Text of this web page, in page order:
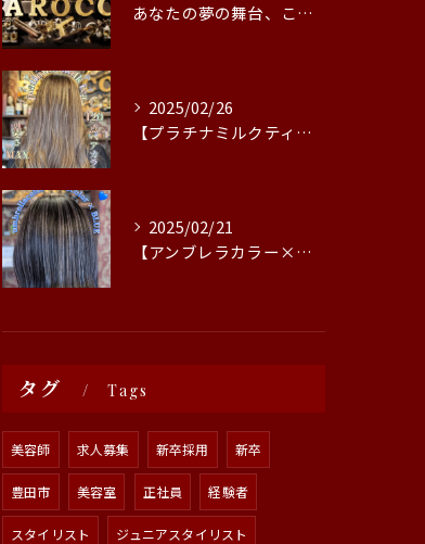
あなたの夢の舞台、ここにあります！豊田市の美容院では、情熱を...
2025/02/26
【プラチナミルクティー🤎】
2025/02/21
【アンブレラカラー×エンドカラー×ブルー】
タグ Tags
美容師 求人募集 新卒採用 新卒
豊田市 美容室 正社員 経験者
スタイリスト ジュニアスタイリスト